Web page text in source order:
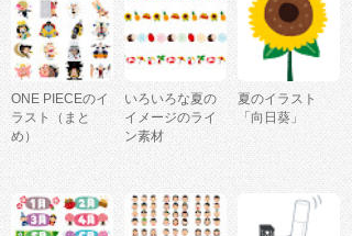
ONE PIECEのイ
ラスト（まと
め）
いろいろな夏の
イメージのライ
ン素材
夏のイラスト
「向日葵」